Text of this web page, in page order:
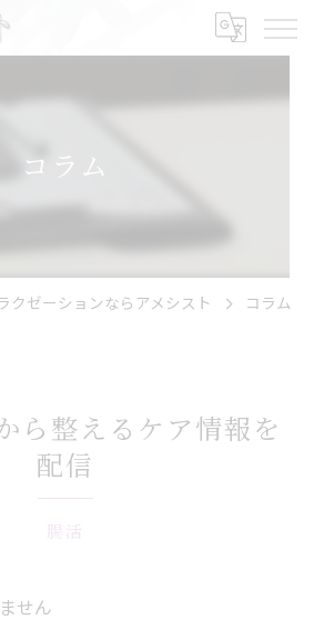
コラム
クゼーションならアメシスト コラム
ら整えるケア情報を
配信
腸活
せん